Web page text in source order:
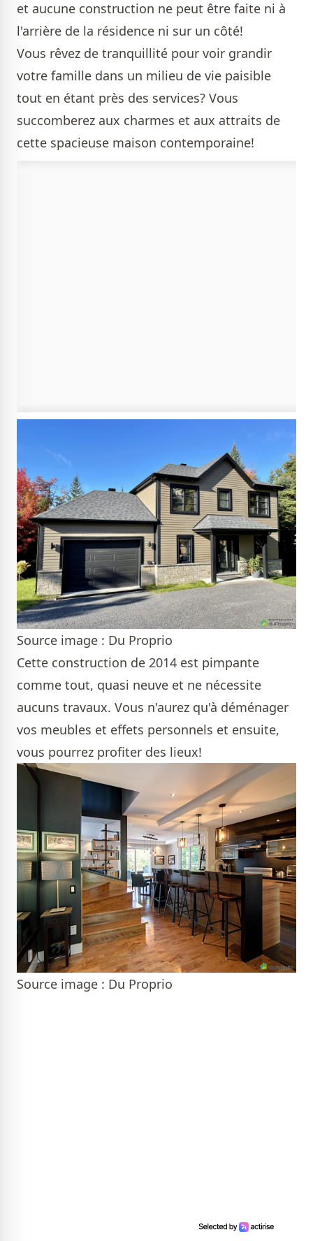
et aucune construction ne peut être faite ni à
l'arrière de la résidence ni sur un côté!
Vous rêvez de tranquillité pour voir grandir
votre famille dans un milieu de vie paisible
tout en étant près des services? Vous
succomberez aux charmes et aux attraits de
cette spacieuse maison contemporaine!
Source image : Du Proprio
Cette construction de 2014 est pimpante
comme tout, quasi neuve et ne nécessite
aucuns travaux. Vous n'aurez qu'à déménager
vos meubles et effets personnels et ensuite,
vous pourrez profiter des lieux!
Source image : Du Proprio